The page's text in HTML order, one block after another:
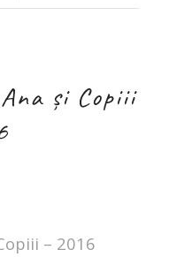
și Copiii
– 2016